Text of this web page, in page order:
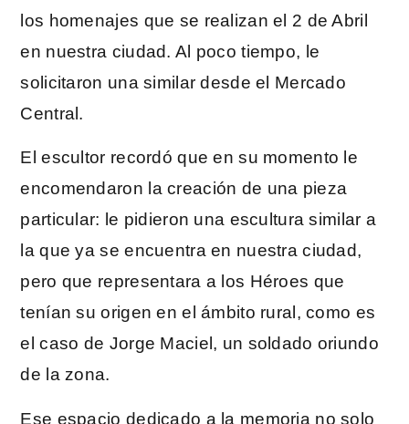
los homenajes que se realizan el 2 de Abril
en nuestra ciudad. Al poco tiempo, le
solicitaron una similar desde el Mercado
Central.
El escultor recordó que en su momento le
encomendaron la creación de una pieza
particular: le pidieron una escultura similar a
la que ya se encuentra en nuestra ciudad,
pero que representara a los Héroes que
tenían su origen en el ámbito rural, como es
el caso de Jorge Maciel, un soldado oriundo
de la zona.
Ese espacio dedicado a la memoria no solo